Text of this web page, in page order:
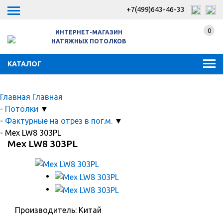
+7(499)643-46-33
ИНТЕРНЕТ-МАГАЗИН
НАТЯЖНЫХ ПОТОЛКОВ
КАТАЛОГ
0
Главная Главная
- Потолки ▼
- Фактурные на отрез в пог.м. ▼
- Мех LW8 303PL
Мех LW8 303PL
Производитель: Китай